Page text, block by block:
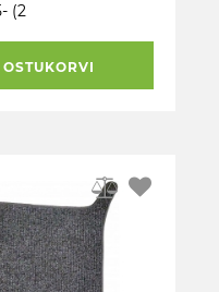
(2